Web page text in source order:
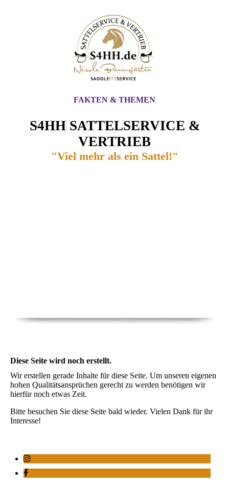
S4HH SATTELSERVICE &
VERTRIEB
"Viel mehr als ein Sattel!"
FAKTEN & THEMEN
Diese Seite wird noch erstellt.
Wir erstellen gerade Inhalte für diese Seite. Um unseren eigenen
hohen Qualitätsansprüchen gerecht zu werden benötigen wir
hierfür noch etwas Zeit.
Bitte besuchen Sie diese Seite bald wieder. Vielen Dank für ihr
Interesse!